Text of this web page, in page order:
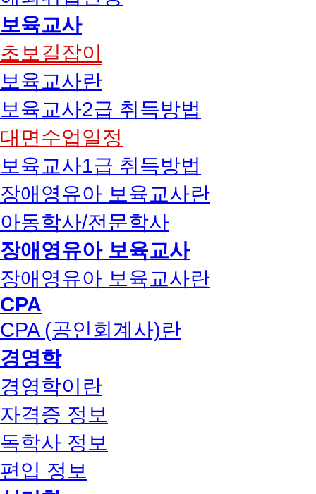
보육교사
초보길잡이
보육교사란
보육교사2급 취득방법
대면수업일정
보육교사1급 취득방법
장애영유아 보육교사란
아동학사/전문학사
장애영유아 보육교사
장애영유아 보육교사란
CPA
CPA (공인회계사)란
경영학
경영학이란
자격증 정보
독학사 정보
편입 정보